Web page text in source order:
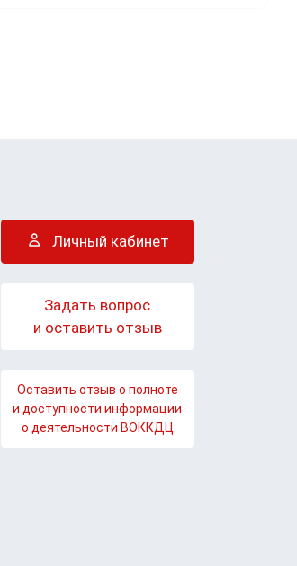
Личный кабинет
Задать вопрос
и оставить отзыв
Оставить отзыв о полноте
и доступности информации
о деятельности ВОККДЦ